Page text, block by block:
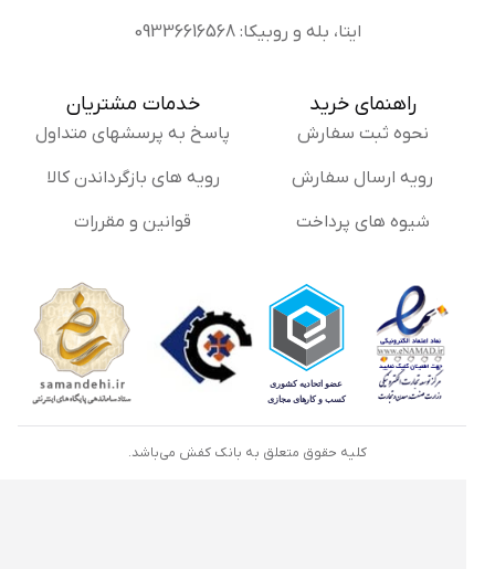
ایتا، بله و روبیکا: 09336616568
راهنمای خرید
نحوه ثبت سفارش
رویه ارسال سفارش
شیوه های پرداخت
خدمات مشتریان
پاسخ به پرسشهای متداول
رویه های بازگرداندن کالا
قوانین و مقررات
کلیه حقوق متعلق به بانک کفش می‌باشد.